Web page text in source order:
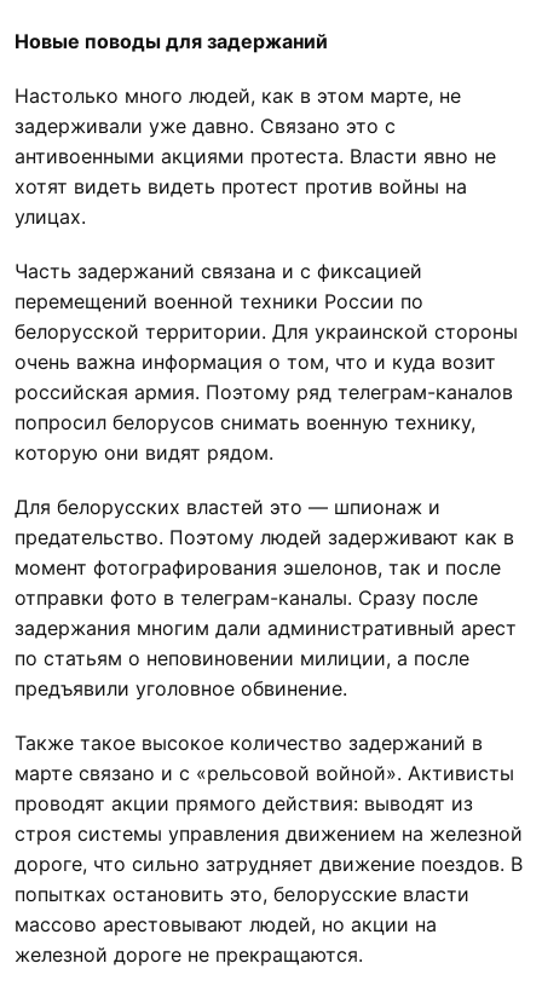
Новые поводы для задержаний
Настолько много людей, как в этом марте, не
задерживали уже давно. Связано это с
антивоенными акциями протеста. Власти явно не
хотят видеть видеть протест против войны на
улицах.
Часть задержаний связана и с фиксацией
перемещений военной техники России по
белорусской территории. Для украинской стороны
очень важна информация о том, что и куда возит
российская армия. Поэтому ряд телеграм-каналов
попросил белорусов снимать военную технику,
которую они видят рядом.
Для белорусских властей это — шпионаж и
предательство. Поэтому людей задерживают как в
момент фотографирования эшелонов, так и после
отправки фото в телеграм-каналы. Сразу после
задержания многим дали административный арест
по статьям о неповиновении милиции, а после
предъявили уголовное обвинение.
Также такое высокое количество задержаний в
марте связано и с «рельсовой войной». Активисты
проводят акции прямого действия: выводят из
строя системы управления движением на железной
дороге, что сильно затрудняет движение поездов. В
попытках остановить это, белорусские власти
массово арестовывают людей, но акции на
железной дороге не прекращаются.